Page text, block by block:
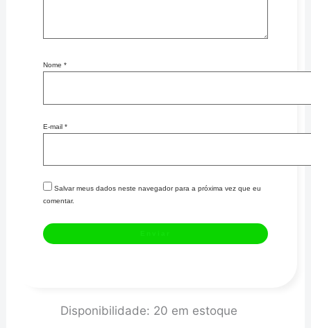
Nome *
E-mail *
Salvar meus dados neste navegador para a próxima vez que eu
comentar.
Disponibilidade: 20 em estoque
100%